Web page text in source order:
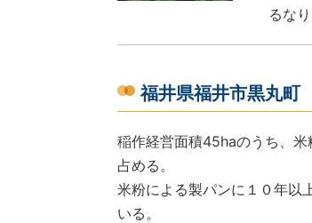
るなり
福井県福井市黒丸
稲作経営面積45haのうち、
占める。
米粉による製パンに１０年以
いる。